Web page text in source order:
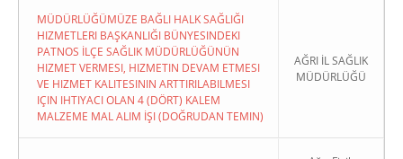
MÜDÜRLÜĞÜMÜZE BAĞLI HALK SAĞLIĞI
HIZMETLERI BAŞKANLIĞI BÜNYESINDEKI
PATNOS İLÇE SAĞLIK MÜDÜRLÜĞÜNÜN
HIZMET VERMESI, HIZMETIN DEVAM ETMESI
VE HIZMET KALITESININ ARTTIRILABILMESI
IÇIN IHTIYACI OLAN 4 (DÖRT) KALEM
MALZEME MAL ALIM İŞI (DOĞRUDAN TEMIN)
AĞRI İL SAĞLIK
MÜDÜRLÜĞÜ